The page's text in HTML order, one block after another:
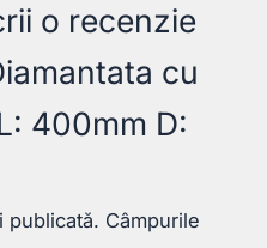
o recenzie
cu
400mm D:
publicată. Câmpurile